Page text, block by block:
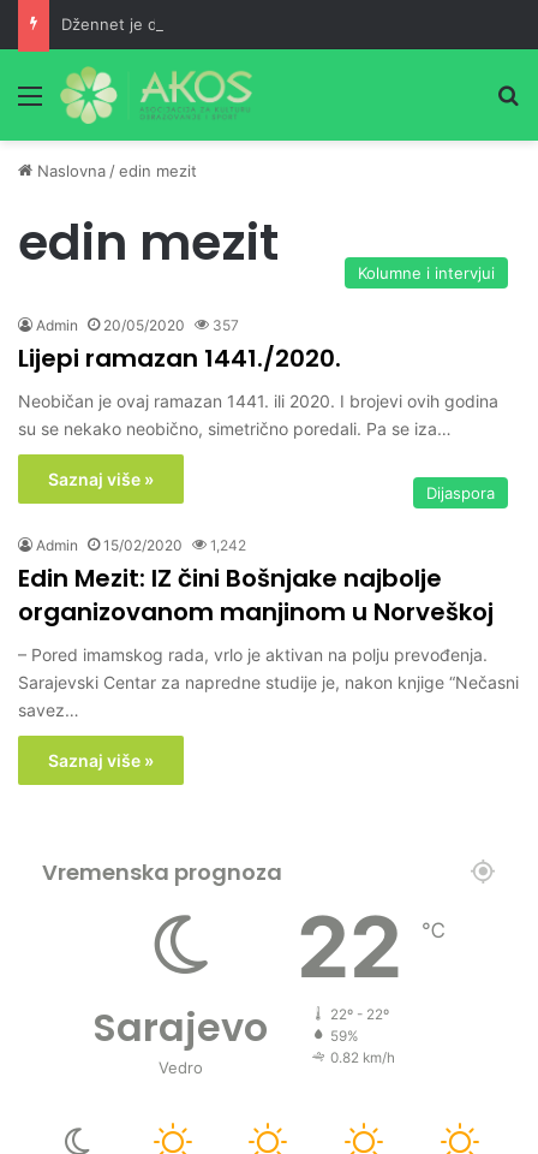
Meni
Naslovna /edin mezit
edin mezit Kolumne i intervjui
Admin 20/05/2020 357
Lijepi ramazan 1441./2020.
Neobičan je ovaj ramazan 1441. ili 2020. I brojevi ovih godina
su se nekako neobično, simetrično poredali. Pa se iza…
Saznaj više »
Dijaspora
Admin 15/02/2020 1,242
Edin Mezit: IZ čini Bošnjake najbolje
organizovanom manjinom u Norveškoj
– Pored imamskog rada, vrlo je aktivan na polju prevođenja.
Sarajevski Centar za napredne studije je, nakon knjige “Nečasni
savez…
Saznaj više »
Vremenska prognoza
Sarajevo
Vedro
22 ℃
22º - 22º
59%
0.82 km/h